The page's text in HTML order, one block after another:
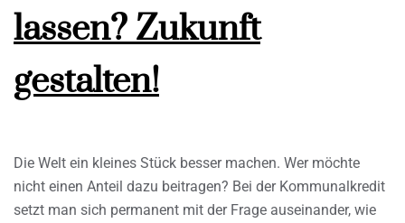
lassen? Zukunft
gestalten!
Die Welt ein kleines Stück besser machen. Wer möchte
nicht einen Anteil dazu beitragen? Bei der Kommunalkredit
setzt man sich permanent mit der Frage auseinander, wie